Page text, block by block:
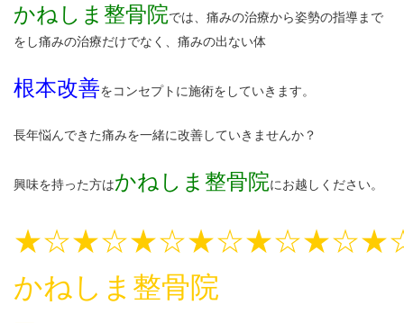
かねしま整骨院では、痛みの治療から姿勢の指導まで
をし痛みの治療だけでなく、痛みの出ない体
根本改善をコンセプトに施術をしていきます。
長年悩んできた痛みを一緒に改善していきませんか？
興味を持った方はかねしま整骨院にお越しください。
かねしま整骨院